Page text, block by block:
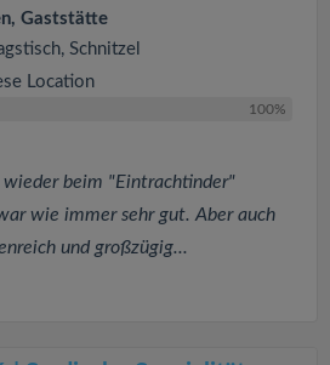
Gaststätte
Schnitzel
Location
100%
beim "Eintrachtinder"
wie immer sehr gut. Aber auch
und großzügig...